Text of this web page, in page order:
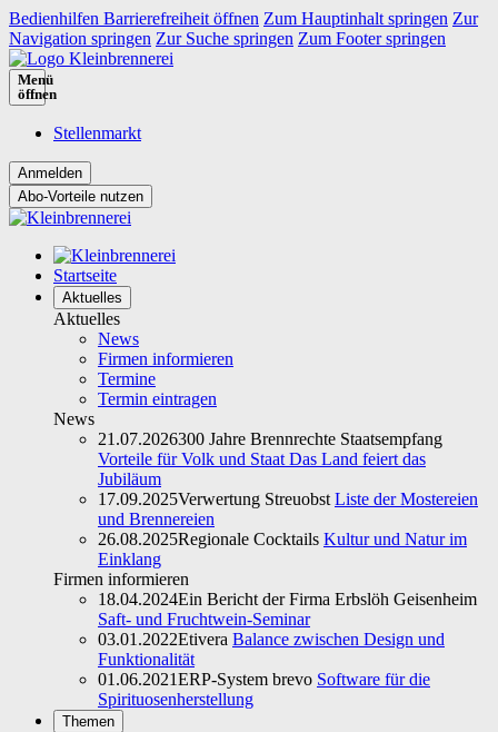
Bedienhilfen Barrierefreiheit öffnen Zum Hauptinhalt springen Zur
Navigation springen Zur Suche springen Zum Footer springen
Menü
öffnen
Stellenmarkt
Abo-Vorteile nutzen
Startseite
Aktuelles
Aktuelles
News
Firmen informieren
Termine
Termin eintragen
News
21.07.2026300 Jahre Brennrechte Staatsempfang
Vorteile für Volk und Staat Das Land feiert das
Jubiläum
17.09.2025Verwertung Streuobst Liste der Mostereien
und Brennereien
26.08.2025Regionale Cocktails Kultur und Natur im
Einklang
Firmen informieren
18.04.2024Ein Bericht der Firma Erbslöh Geisenheim
Saft- und Fruchtwein-Seminar
03.01.2022Etivera Balance zwischen Design und
Funktionalität
01.06.2021ERP-System brevo Software für die
Spirituosenherstellung
Themen